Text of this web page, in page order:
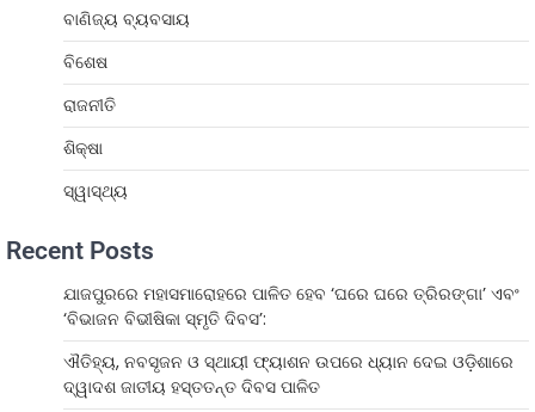
ବାଣିଜ୍ୟ ବ୍ୟବସାୟ
ବିଶେଷ
ରାଜନୀତି
ଶିକ୍ଷା
ସ୍ୱାସ୍ଥ୍ୟ
Recent Posts
ଯାଜପୁରରେ ମହାସମାରୋହରେ ପାଳିତ ହେବ ‘ଘରେ ଘରେ ତ୍ରିରଙ୍ଗା’ ଏବଂ
‘ବିଭାଜନ ବିଭୀଷିକା ସ୍ମୃତି ଦିବସ’:
ଐତିହ୍ୟ, ନବସୃଜନ ଓ ସ୍ଥାୟୀ ଫ୍ୟାଶନ ଉପରେ ଧ୍ୟାନ ଦେଇ ଓଡ଼ିଶାରେ
ଦ୍ୱାଦଶ ଜାତୀୟ ହସ୍ତତନ୍ତ ଦିବସ ପାଳିତ